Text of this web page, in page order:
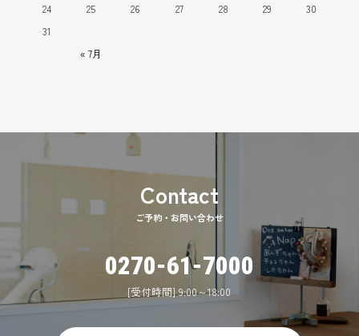
« 7月
24
25 26 27 28 29
30
31
ご予約・お問い合わせ
0270-61-7000
[受付時間] 9:00～18:00